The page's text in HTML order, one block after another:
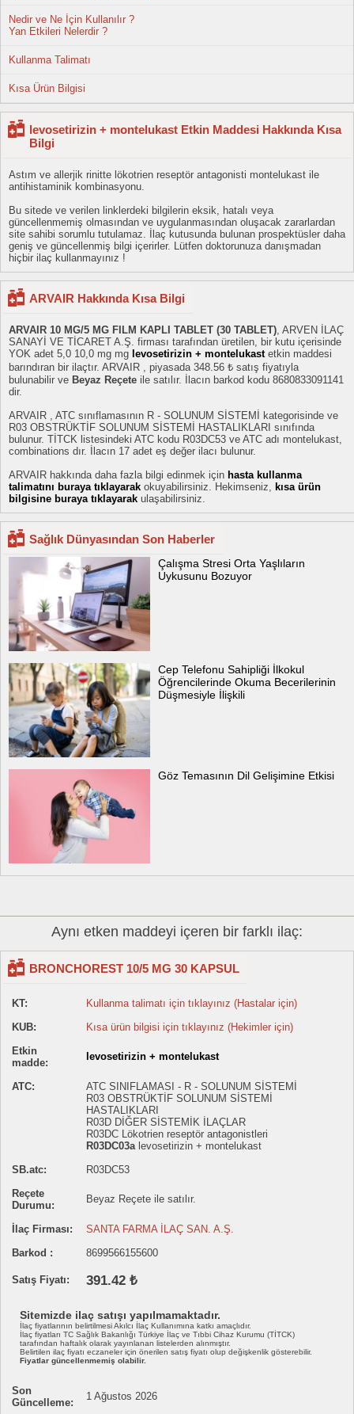
Nedir ve Ne İçin Kullanılır ?
Yan Etkileri Nelerdir ?
Kullanma Talimatı
Kısa Ürün Bilgisi
levosetirizin + montelukast Etkin Maddesi Hakkında Kısa
Bilgi
Astım ve allerjik rinitte lökotrien reseptör antagonisti montelukast ile
antihistaminik kombinasyonu.
Bu sitede ve verilen linklerdeki bilgilerin eksik, hatalı veya
güncellenmemiş olmasından ve uygulanmasından oluşacak zararlardan
site sahibi sorumlu tutulamaz. İlaç kutusunda bulunan prospektüsler daha
geniş ve güncellenmiş bilgi içerirler. Lütfen doktorunuza danışmadan
hiçbir ilaç kullanmayınız !
ARVAIR Hakkında Kısa Bilgi
ARVAIR 10 MG/5 MG FILM KAPLI TABLET (30 TABLET) , ARVEN İLAÇ
SANAYİ VE TİCARET A.Ş. firması tarafından üretilen, bir kutu içerisinde
YOK adet 5,0 10,0 mg mg levosetirizin + montelukast etkin maddesi
barındıran bir ilaçtır. ARVAIR , piyasada 348.56 ₺ satış fiyatıyla
bulunabilir ve Beyaz Reçete ile satılır. İlacın barkod kodu 8680833091141
dir.
ARVAIR , ATC sınıflamasının R - SOLUNUM SİSTEMİ kategorisinde ve
R03 OBSTRÜKTİF SOLUNUM SİSTEMİ HASTALIKLARI sınıfında
bulunur. TİTCK listesindeki ATC kodu R03DC53 ve ATC adı montelukast,
combinations dır. İlacın 17 adet eş değer ilacı bulunur.
ARVAIR hakkında daha fazla bilgi edinmek için hasta kullanma
talimatını buraya tıklayarak okuyabilirsiniz. Hekimseniz,
kısa ürün
bilgisine buraya tıklayarak ulaşabilirsiniz.
Sağlık Dünyasından Son Haberler
Çalışma Stresi Orta Yaşlıların
Uykusunu Bozuyor
Cep Telefonu Sahipliği İlkokul
Öğrencilerinde Okuma Becerilerinin
Düşmesiyle İlişkili
Göz Temasının Dil Gelişimine Etkisi
Aynı etken maddeyi içeren bir farklı ilaç:
BRONCHOREST 10/5 MG 30 KAPSUL
KT:
Kullanma talimatı için tıklayınız (Hastalar için)
KUB:
Kısa ürün bilgisi için tıklayınız (Hekimler için)
Etkin
madde:
levosetirizin + montelukast
ATC:
ATC SINIFLAMASI - R - SOLUNUM SİSTEMİ
R03 OBSTRÜKTİF SOLUNUM SİSTEMİ
HASTALIKLARI
R03D DİĞER SİSTEMİK İLAÇLAR
R03DC Lökotrien reseptör antagonistleri
R03DC03alevosetirizin + montelukast
SB.atc:
R03DC53
Reçete
Durumu:
Beyaz Reçete ile satılır.
İlaç Firması:
SANTA FARMA İLAÇ SAN. A.Ş.
Barkod :
8699566155600
Satış Fiyatı: 391.42 ₺
Sitemizde ilaç satışı yapılmamaktadır.
İlaç fiyatlarının belirtilmesi Akılcı İlaç Kullanımına katkı amaçlıdır.
İlaç fiyatları TC Sağlık Bakanlığı Türkiye İlaç ve Tıbbi Cihaz Kurumu (TİTCK)
tarafından haftalık olarak yayınlanan listelerden alınmıştır.
Belirtilen ilaç fiyatı eczaneler için önerilen satış fiyatı olup değişkenlik gösterebilir.
Fiyatlar güncellenmemiş olabilir.
Son
Güncelleme:
1 Ağustos 2026